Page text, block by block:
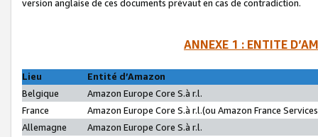
version anglaise de ces documents prévaut en cas de contradiction.
ANNEXE 1 : ENTITE
Lieu
Entité d’Amazon
Belgique
Amazon Europe Core S.à r.l.
France
Amazon Europe Core S.à r.l.(ou Amazon France
Allemagne
Amazon Europe Core S.à r.l.